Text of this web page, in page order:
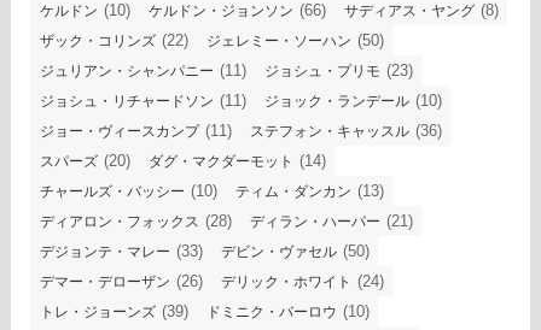
ケルドン (10) ケルドン・ジョンソン (66) サディアス・ヤング (8)
ザック・コリンズ (22) ジェレミー・ソーハン (50)
ジュリアン・シャンパニー (11) ジョシュ・プリモ (23)
ジョシュ・リチャードソン (11) ジョック・ランデール (10)
ジョー・ヴィースカンプ(11) ステフォン・キャッスル (36)
スパーズ (20) ダグ・マクダーモット (14)
チャールズ・バッシー (10) ティム・ダンカン (13)
ディアロン・フォックス (28) ディラン・ハーパー (21)
デジョンテ・マレー (33) デビン・ヴァセル (50)
デマー・デローザン (26) デリック・ホワイト (24)
トレ・ジョーンズ (39) ドミニク・バーロウ (10)